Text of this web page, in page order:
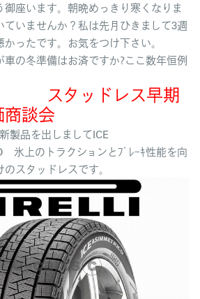
座います。朝晩めっきり寒くなりま
ていませんか？私は先月ひきまして3週
ったです。お気をつけ下さい。
の冬準備はお済ですか?ここ数年恒例
スタッドレス早期
談会
製品を出しましてICE
氷上のトラクションとﾌﾞﾚｰｷ性能を向
のスタッドレスです。